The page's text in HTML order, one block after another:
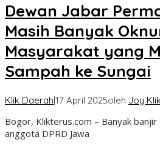
Dewan Jabar
Masih Banyak
Masyarakat yang
Sampah ke Sungai
Klik Daerah|17 April 2025oleh Joy
Bogor, Klikterus.com – Banyak
anggota DPRD Jawa